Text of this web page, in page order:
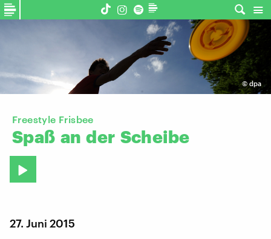
© dpa
Freestyle Frisbee
Spaß an der Scheibe
27. Juni 2015